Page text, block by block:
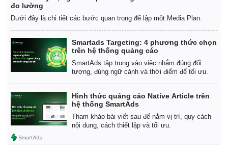
đo lường
Dưới đây là chi tiết các bước quan trọng để lập một Media Plan.
Smartads Targeting: 4 phương thức chọn
trên hệ thống quảng cáo
SmartAds tập trung vào việc nhắm đúng đối
tượng, đúng ngữ cảnh và thời điểm để tối ưu.
Hình thức quảng cáo Native Article trên
hệ thống SmartAds
Tham khảo bài viết sau để nắm vị trí, quy cách
nội dung, cách thiết lập và tối ưu.